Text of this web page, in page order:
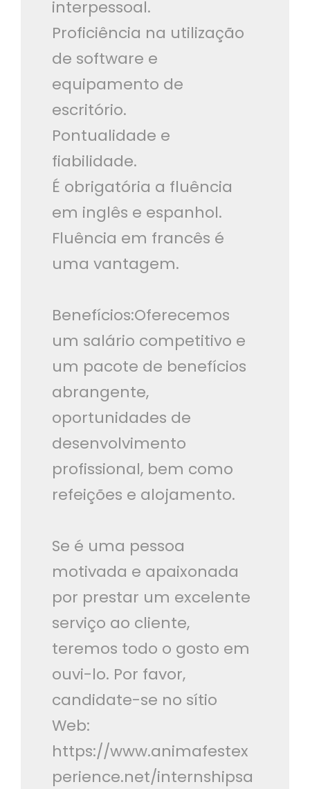
interpessoal.
Proficiência na utilização
de software e
equipamento de
escritório.
Pontualidade e
fiabilidade.
É obrigatória a fluência
em inglês e espanhol.
Fluência em francês é
uma vantagem.
Benefícios:Oferecemos
um salário competitivo e
um pacote de benefícios
abrangente,
oportunidades de
desenvolvimento
profissional, bem como
refeições e alojamento.
Se é uma pessoa
motivada e apaixonada
por prestar um excelente
serviço ao cliente,
teremos todo o gosto em
ouvi-lo. Por favor,
candidate-se no sítio
Web:
https://www.animafestex
perience.net/internshipsa